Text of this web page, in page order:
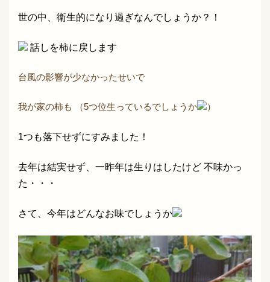
世の中、衛生的になり過ぎなんでしょうか？！
話しを柿に戻します
台風の影響が少なかったせいで
我が家の柿も （5つ位生っているでしょうか ）
1つも落下せずにすみました！
去年は結実せず、一昨年は生りはしたけど 不味かっ
た・・・
さて、今年はどんなお味でしょうか